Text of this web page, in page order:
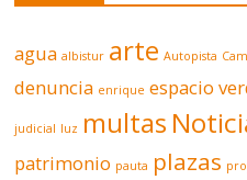
agua albistur arte Autopista
denuncia enrique espacio
judicial luz multas
patrimonio pauta plazas